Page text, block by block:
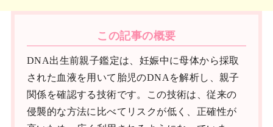
この記事の概要
DNA出生前親子鑑定は、妊娠中に母体から採取
された血液を用いて胎児のDNAを解析し、親子
関係を確認する技術です。この技術は、従来の
侵襲的な方法に比べてリスクが低く、正確性が